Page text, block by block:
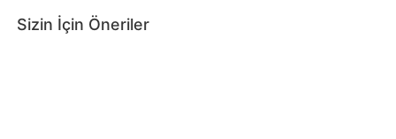
Sizin İçin Öneriler